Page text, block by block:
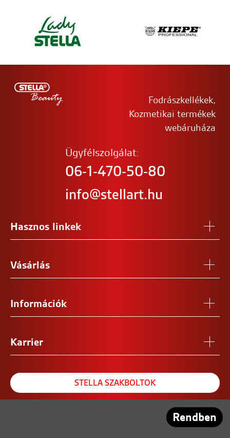
Fodrászkellékek,
Kozmetikai termékek
webáruháza
Ügyfélszolgálat:
06-1-470-50-80
info@stellart.hu
Hasznos linkek
Vásárlás
Információk
Karrier
STELLA SZAKBOLTOK
Rendben